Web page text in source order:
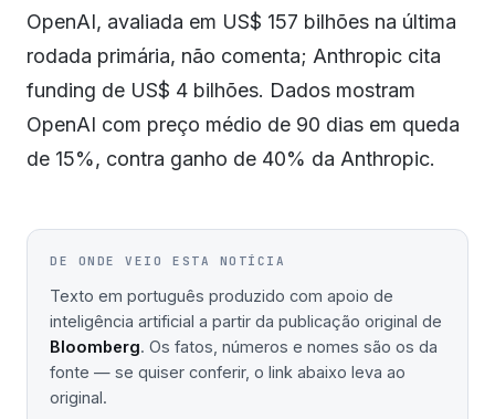
OpenAI, avaliada em US$ 157 bilhões na última
rodada primária, não comenta; Anthropic cita
funding de US$ 4 bilhões. Dados mostram
OpenAI com preço médio de 90 dias em queda
de 15%, contra ganho de 40% da Anthropic.
DE ONDE VEIO ESTA NOTÍCIA
Texto em português produzido com apoio de
inteligência artificial a partir da publicação original de
Bloomberg. Os fatos, números e nomes são os da
fonte — se quiser conferir, o link abaixo leva ao
original.